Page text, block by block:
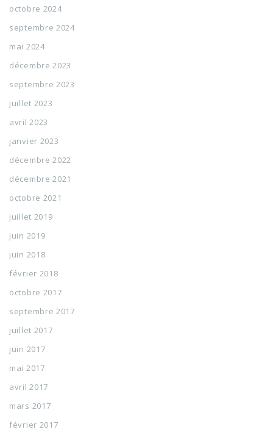
octobre 2024
septembre 2024
mai 2024
décembre 2023
septembre 2023
juillet 2023
avril 2023
janvier 2023
décembre 2022
décembre 2021
octobre 2021
juillet 2019
juin 2019
juin 2018
février 2018
octobre 2017
septembre 2017
juillet 2017
juin 2017
mai 2017
avril 2017
mars 2017
février 2017